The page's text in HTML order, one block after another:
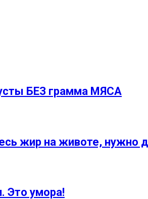
БЕЗ грамма МЯСА
жир на животе, нужно
Это умора!